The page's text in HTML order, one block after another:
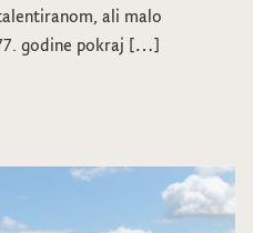
ali malo
godine pokraj […]